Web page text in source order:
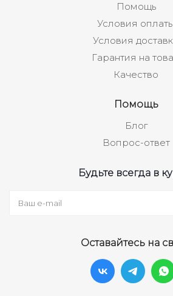
Помощь
Условия
Условия
Гарантия на
Качество
Помощь
Блог
Вопрос-ответ
Будьте всегда в
Оставайтесь на